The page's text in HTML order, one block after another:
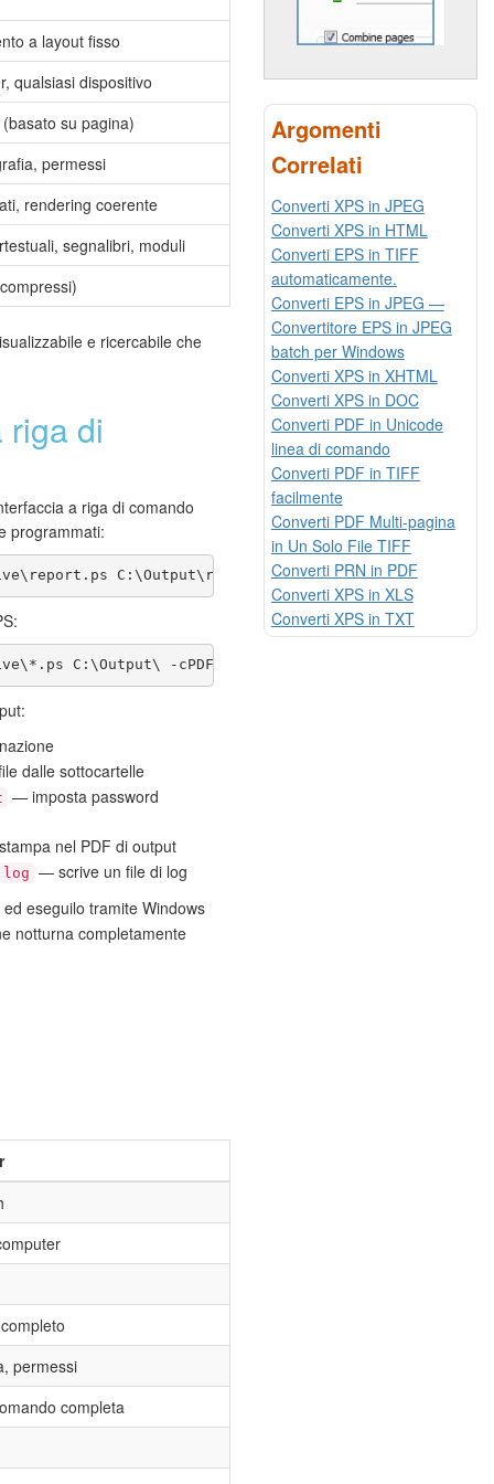
a layout fisso
qualsiasi dispositivo
su pagina)
permessi
rendering coerente
segnalibri, moduli
e ricercabile che
riga di
a riga di comando
programmati:
C:\Output\report.pdf -cPDF
C:\Output\ -cPDF
dalle sottocartelle
— imposta password
nel PDF di output
— scrive un file di log
ed eseguilo tramite Windows
notturna completamente
permessi
completa
Argomenti
Correlati
Converti XPS in JPEG
Converti XPS in HTML
Converti EPS in TIFF
automaticamente.
Converti EPS in JPEG —
Convertitore EPS in JPEG
batch per Windows
Converti XPS in XHTML
Converti XPS in DOC
Converti PDF in Unicode
linea di comando
Converti PDF in TIFF
facilmente
Converti PDF Multi-pagina
in Un Solo File TIFF
Converti PRN in PDF
Converti XPS in XLS
Converti XPS in TXT